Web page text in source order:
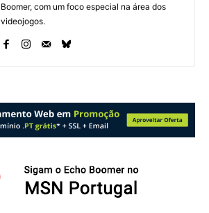
Boomer, com um foco especial na área dos
videojogos.